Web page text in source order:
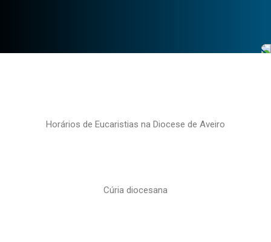
Horários de Eucaristias na Diocese de Aveiro
Cúria diocesana